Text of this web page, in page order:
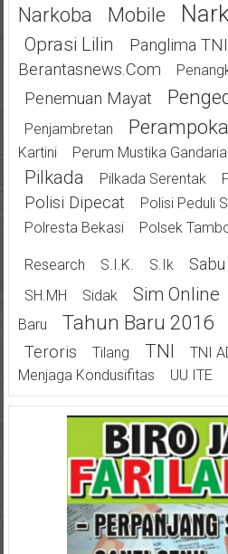
Narkoba
Mobile
Oprasi Lilin Panglima TNI
Berantasnews.com
Penemuan Mayat
Penjambretan
Kartini
Perum Mustika
Pilkada Pilkada Serentak
Polisi Dipecat Polisi Peduli
Polresta Bekasi
Polsek
Research S.I.K. S.Ik Sabu
SH.MH Sidak Sim Online
Baru
Tahun Baru 2016
Teroris
Tilang TNI TNI
Menjaga Kondusifitas
UU ITE